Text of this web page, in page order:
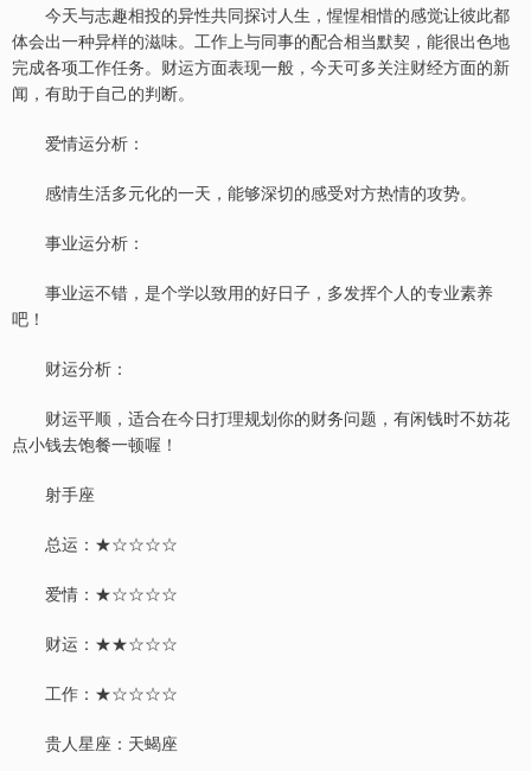
今天与志趣相投的异性共同探讨人生，惺惺相惜的感觉让彼此都
体会出一种异样的滋味。工作上与同事的配合相当默契，能很出色地
完成各项工作任务。财运方面表现一般，今天可多关注财经方面的新
闻，有助于自己的判断。
爱情运分析：
感情生活多元化的一天，能够深切的感受对方热情的攻势。
事业运分析：
事业运不错，是个学以致用的好日子，多发挥个人的专业素养
吧！
财运分析：
财运平顺，适合在今日打理规划你的财务问题，有闲钱时不妨花
点小钱去饱餐一顿喔！
射手座
总运：★☆☆☆☆
爱情：★☆☆☆☆
财运：★★☆☆☆
工作：★☆☆☆☆
贵人星座：天蝎座